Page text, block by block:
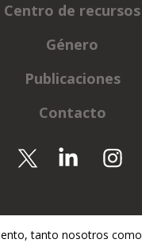
Centro de recursos
Género
Publicaciones
Contacto
tanto nosotros como